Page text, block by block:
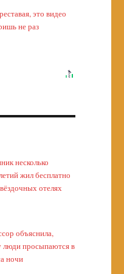
это видео
не раз
несколько
жил бесплатно
отелях
объяснила,
люди просыпаются в
ночи